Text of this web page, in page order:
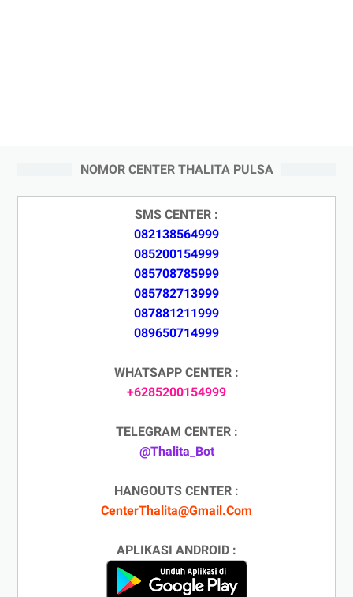
NOMOR CENTER THALITA PULSA
SMS CENTER :
082138564999
085200154999
085708785999
085782713999
087881211999
089650714999
WHATSAPP CENTER :
+6285200154999
TELEGRAM CENTER :
@Thalita_Bot
HANGOUTS CENTER :
CenterThalita@Gmail.Com
APLIKASI ANDROID :